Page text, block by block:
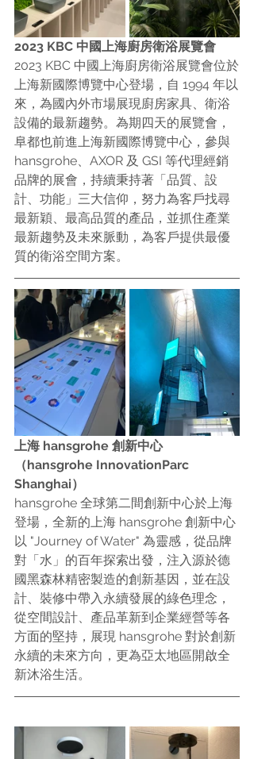
2023 KBC 中國上海廚房衛浴展覽會
2023 KBC 中國上海廚房衛浴展覽會位於
上海新國際博覽中心登場，自 1994 年以
來，為國內外市場展現廚房家具、衛浴
設備的最新趨勢。為期四天的展覽會，
阜都也前進上海新國際博覽中心，參與
hansgrohe、AXOR 及 GSI 等代理經銷
品牌的展會，持續秉持著「品質、設
計、功能」三大信仰，努力為客戶找尋
最新穎、最高品質的產品，並抓住產業
最新趨勢及未來脈動，為客戶提供最優
質的衛浴空間方案。
上海 hansgrohe 創新中心
（hansgrohe InnovationParc
Shanghai）
hansgrohe 全球第二間創新中心於上海
登場，全新的上海 hansgrohe 創新中心
以 "Journey of Water" 為靈感，從品牌
對「水」的百年探索出發，注入源於德
國黑森林精密製造的創新基因，並在設
計、裝修中帶入永續發展的綠色理念，
從空間設計、產品革新到企業經營等各
方面的堅持，展現 hansgrohe 對於創新
永續的未來方向，更為亞太地區開啟全
新沐浴生活。